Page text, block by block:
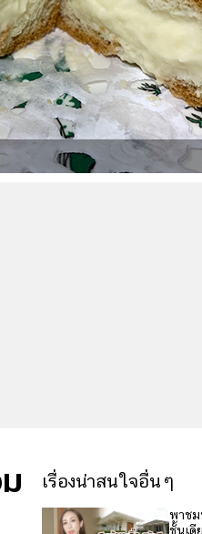
เรื่องน่าสนใจอื่นๆ
พาชม
ชั้นเดี